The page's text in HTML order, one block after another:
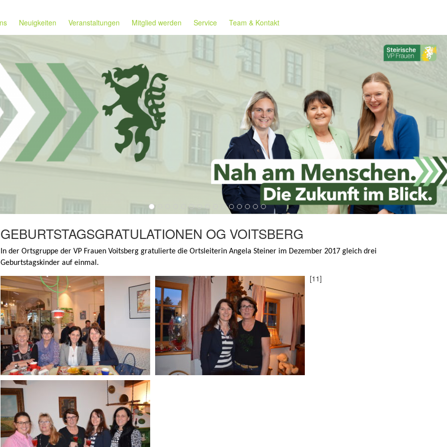
Neuigkeiten Veranstaltungen Mitglied werden Service Team & Kontakt
GEBURTSTAGSGRATULATIONEN OG VOITSBERG
In der Ortsgruppe der VP Frauen Voitsberg gratulierte die Ortsleiterin Angela Steiner im Dezember 2017 gleich drei
Geburtstagskinder auf einmal.
[11]